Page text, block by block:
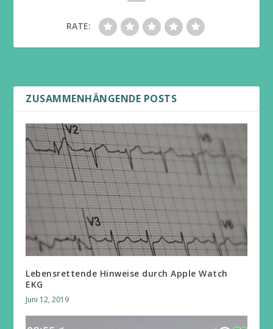
RATE:
ZUSAMMENHÄNGENDE POSTS
Lebensrettende Hinweise durch Apple Watch
EKG
Juni 12, 2019